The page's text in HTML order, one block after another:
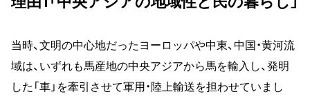
当時、文明の中心地だったヨーロッパや中東、中国・黄河流
域は、いずれも馬産地の中央アジアから馬を輸入し、発明
した「車」を牽引させて軍用・陸上輸送を担わせていまし